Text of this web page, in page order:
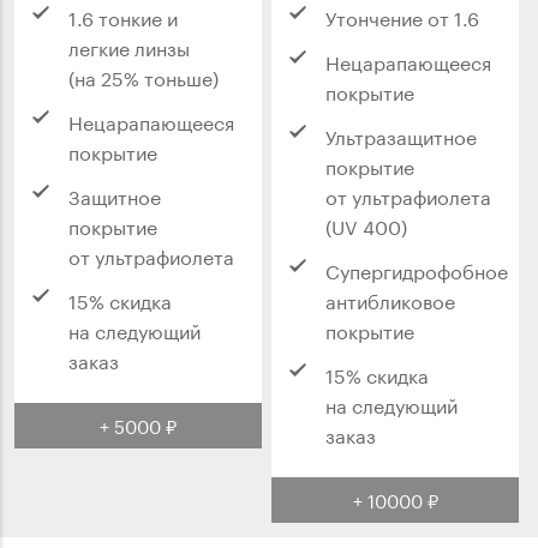
1.6 тонкие и
легкие линзы
(на 25% тоньше)
Нецарапающееся
покрытие
Защитное
покрытие
от ультрафиолета
15% скидка
на следующий
заказ
+ 5000 ₽
Утончение от 1.6
Нецарапающееся
покрытие
Ультразащитное
покрытие
от ультрафиолета
(UV 400)
Супергидрофобное
антибликовое
покрытие
15% скидка
на следующий
заказ
+ 10000 ₽